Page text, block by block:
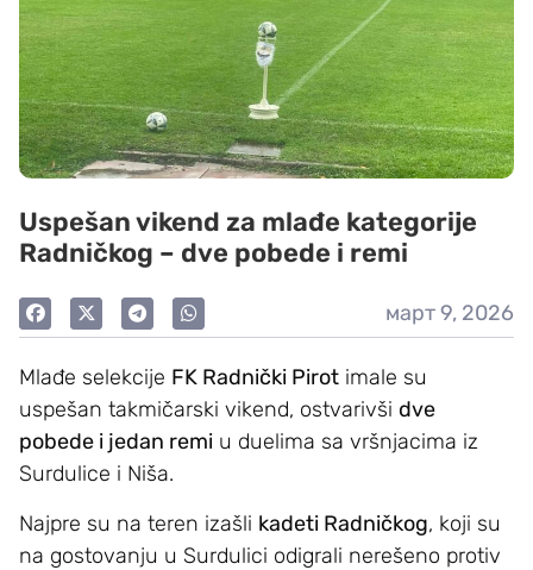
Uspešan vikend za mlađe kategorije
Radničkog – dve pobede i remi
март 9, 2026
Mlađe selekcije FK Radnički Pirot imale su
uspešan takmičarski vikend, ostvarivši dve
pobede i jedan remi u duelima sa vršnjacima iz
Surdulice i Niša.
Najpre su na teren izašli kadeti Radničkog, koji su
na gostovanju u Surdulici odigrali nerešeno protiv